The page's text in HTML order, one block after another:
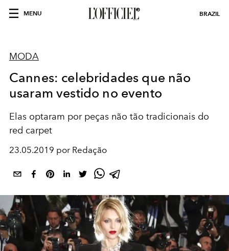
MENU BRAZIL
MODA
Cannes: celebridades que não
usaram vestido no evento
Elas optaram por peças não tão tradicionais do
red carpet
23.05.2019 por Redação